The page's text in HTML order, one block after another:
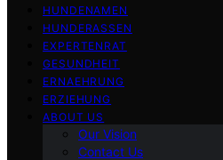
HUNDENAMEN
HUNDERASSEN
EXPERTENRAT
GESUNDHEIT
ERNAEHRUNG
ERZIEHUNG
ABOUT US
Our Vision
Contact Us